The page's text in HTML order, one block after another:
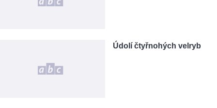
Údolí čtyřnohých velryb